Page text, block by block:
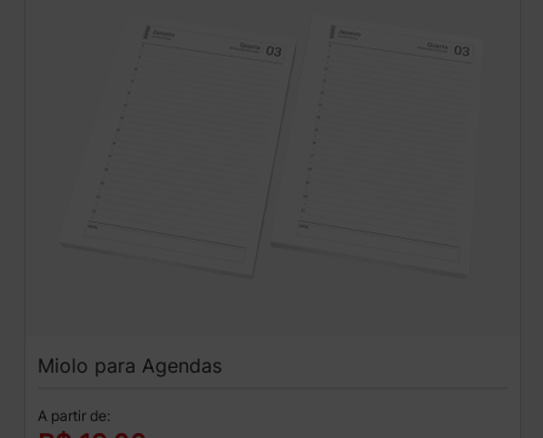
Miolo para Agendas
A partir de: